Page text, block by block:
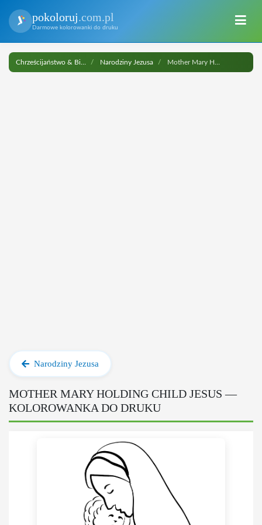
pokoloruj.com.pl
Darmowe kolorowanki do druku
Narodziny Jezusa Mother Mary Holding Child Jesus do druku
Narodziny Jezusa
MOTHER MARY HOLDING CHILD JESUS —
KOLOROWANKA DO DRUKU